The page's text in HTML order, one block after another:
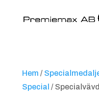
Hem /
Special /